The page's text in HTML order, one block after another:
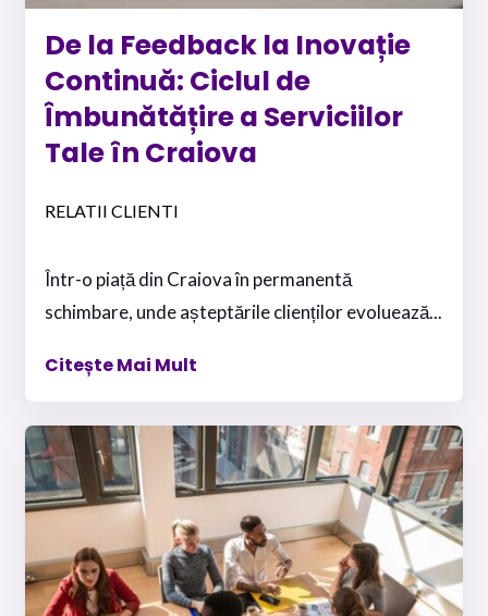
De la Feedback la Inovație
Continuă: Ciclul de
Îmbunătățire a Serviciilor
Tale în Craiova
RELATII CLIENTI
Într-o piață din Craiova în permanentă
schimbare, unde așteptările clienților evoluează...
Citește Mai Mult